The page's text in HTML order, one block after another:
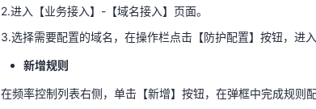
新增规则
在频率控制列表右侧，单击【新增】按钮，在弹框中完成规则
针对满足匹配条件的请求报文，按照所选粒度去统计请求次数
2.进入【业务接入】-【域名接入】页面。
3.选择需要配置的域名，在操作栏点击【防护配置】按钮，进入
新增规则
在频率控制列表右侧，单击【新增】按钮，在弹框中完成规则